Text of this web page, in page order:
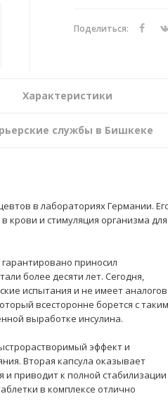
Поделиться:
Характеристики
службы в Бишкеке
в лабораториях Германии.
крови и стимуляция организма для
приносил
более десяти лет. Сегодня,
испытания и не имеет аналогов
всесторонне борется с таким
выработке инсулина.
эффект и
Вторая капсула оказывает
и приводит к полной стабилизации
в комплексе отлично